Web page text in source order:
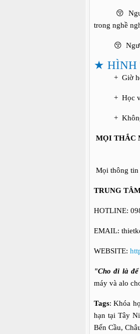
😚 Người
trong nghề
😚 Người
★ HÌNH
+ Giờ học
+ Học viên
+ Không
MỌI THẮC
Mọi thông
TRUNG
HOTLINE:
EMAIL:
WEBSITE:
"Cho đi là
máy và alo
Tags: Khóa
hạn tại Tây
Bến Cầu,